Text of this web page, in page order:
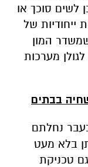
לשים סוכך או
ייחודיות של
המון
מערכות
בבתים
נחלתם
בלא מעט
טכניקת